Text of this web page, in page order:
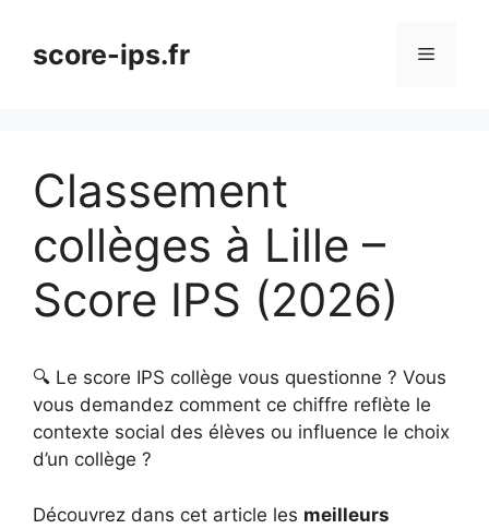
contenuscore-ips.fr Menu
Classement
collèges à Lille –
Score IPS (2026)
🔍 Le score IPS collège vous questionne ? Vous
vous demandez comment ce chiffre reflète le
contexte social des élèves ou influence le choix
d’un collège ?
Découvrez dans cet article les meilleurs